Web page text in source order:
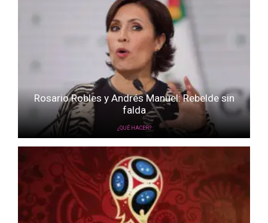
Rosario Robles y Andrés Manuel: Rebelde sin
falda
¿QUÉ HACER?